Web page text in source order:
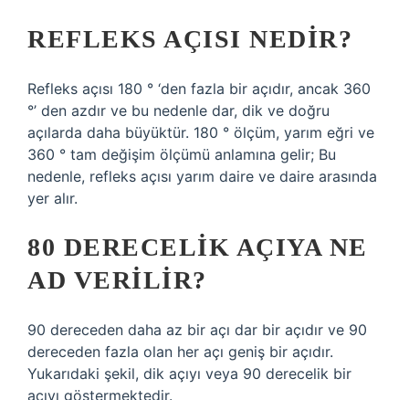
REFLEKS AÇISI NEDIR?
Refleks açısı 180 ° ‘den fazla bir açıdır, ancak 360
°’ den azdır ve bu nedenle dar, dik ve doğru
açılarda daha büyüktür. 180 ° ölçüm, yarım eğri ve
360 ° tam değişim ölçümü anlamına gelir; Bu
nedenle, refleks açısı yarım daire ve daire arasında
yer alır.
80 DERECELIK AÇIYA NE
AD VERILIR?
90 dereceden daha az bir açı dar bir açıdır ve 90
dereceden fazla olan her açı geniş bir açıdır.
Yukarıdaki şekil, dik açıyı veya 90 derecelik bir
açıyı göstermektedir.